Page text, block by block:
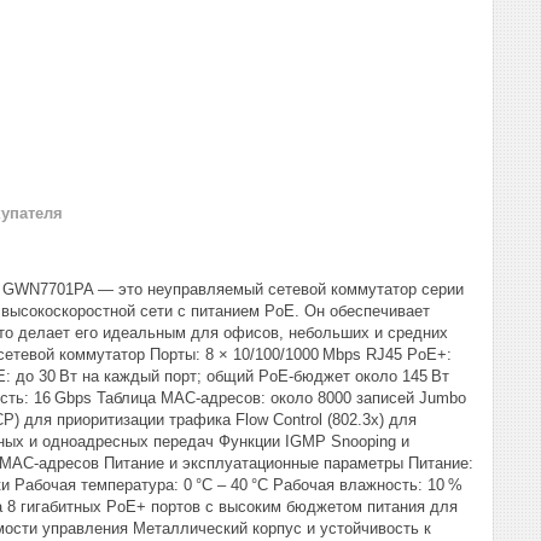
— это неуправляемый сетевой коммутатор серии
сети с питанием PoE. Он обеспечивает
делает его идеальным для офисов, небольших и средних
коммутатор Порты: 8 × 10/100/1000 Mbps RJ45 PoE+:
до 30 Вт на каждый порт; общий PoE‑бюджет около 145 Вт
16 Gbps Таблица MAC‑адресов: около 8000 записей Jumbo
для приоритизации трафика Flow Control (802.3x) для
и одноадресных передач Функции IGMP Snooping и
Питание и эксплуатационные параметры Питание:
Рабочая температура: 0 °C – 40 °C Рабочая влажность: 10 %
гигабитных PoE+ портов с высоким бюджетом питания для
управления Металлический корпус и устойчивость к